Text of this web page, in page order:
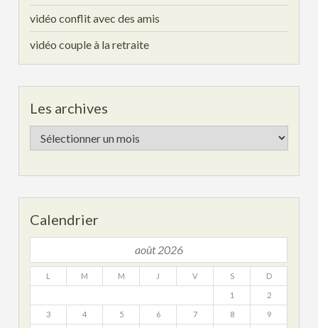
vidéo conflit avec des amis
vidéo couple à la retraite
Les archives
Les
archives
Calendrier
août 2026
L M M J V S D
1 2
3 4 5 6 7 8 9